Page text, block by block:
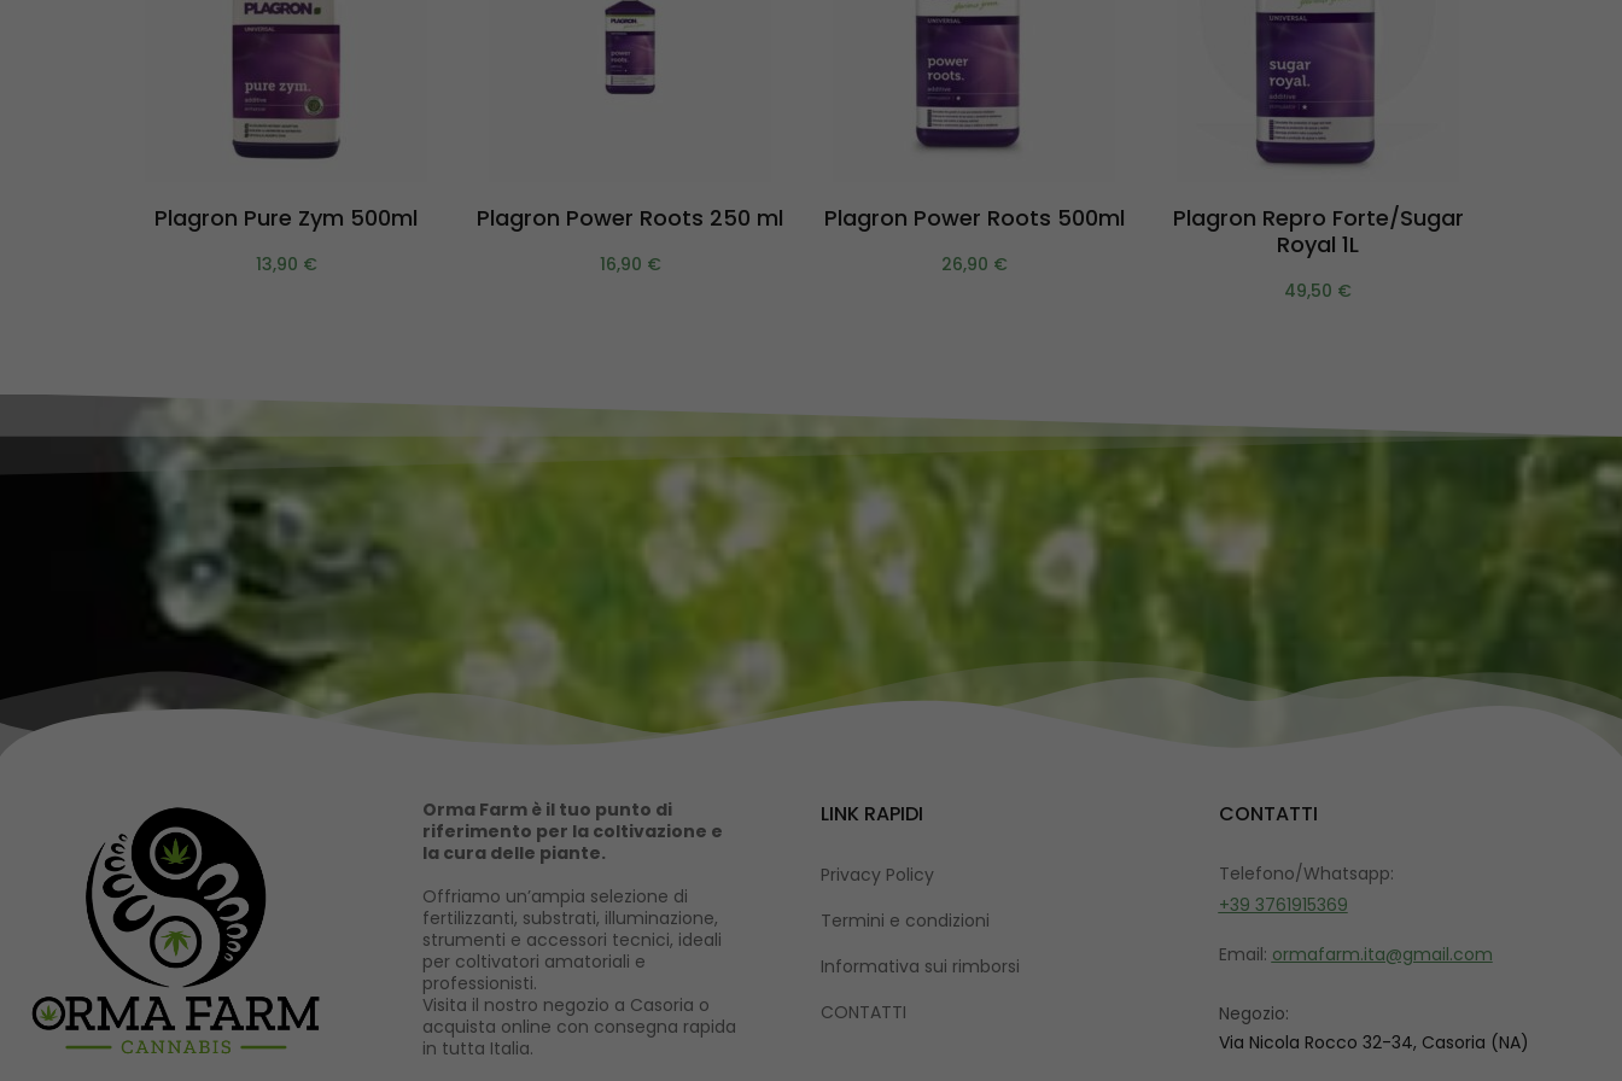
Aggiungi al carrello
Plagron Pure Zym 500ml
13,90 €
Aggiungi al carrello
Plagron Power Roots 250 ml
16,90 €
Aggiungi al carrello
Plagron Power Roots 500ml
26,90 €
Aggiungi al carrello
Plagron Repro Forte/Sugar
Royal 1L
49,50 €
Orma Farm è il tuo punto di
riferimento per la coltivazione e
la cura delle piante.
Offriamo un’ampia selezione di
fertilizzanti, substrati, illuminazione,
strumenti e accessori tecnici, ideali
per coltivatori amatoriali e
professionisti.
Visita il nostro negozio a Casoria o
acquista online con consegna rapida
in tutta Italia.
LINK RAPIDI
Privacy Policy
Termini e condizioni
Informativa sui rimborsi
CONTATTI
CONTATTI
Telefono/Whatsapp:
+39 3761915369
Email: ormafarm.ita@gmail.com
Negozio:
Via Nicola Rocco 32-34, Casoria (NA)